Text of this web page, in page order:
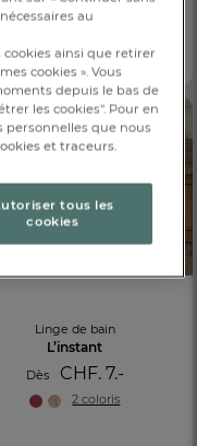
Douce harmonie
Polaire
Linge de bain
L’instant
Dès CHF. 7.-
2 coloris
au
ainsi que retirer
cookies ». Vous
depuis le bas de
les cookies". Pour en
personnelles que nous
et traceurs.
tous les
cookies